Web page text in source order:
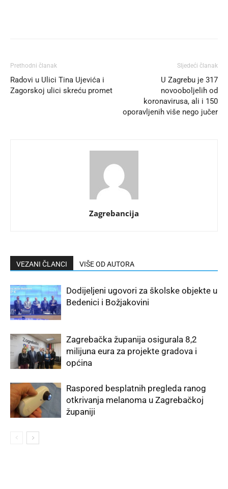
Prethodni članak
Radovi u Ulici Tina Ujevića i
Zagorskoj ulici skreću promet
Sljedeći članak
U Zagrebu je 317
novooboljelih od
koronavirusa, ali i 150
oporavljenih više nego jučer
Zagrebancija
VEZANI ČLANCI VIŠE OD AUTORA
Dodijeljeni ugovori za školske objekte u
Bedenici i Božjakovini
Zagrebačka županija osigurala 8,2
milijuna eura za projekte gradova i
općina
Raspored besplatnih pregleda ranog
otkrivanja melanoma u Zagrebačkoj
županiji